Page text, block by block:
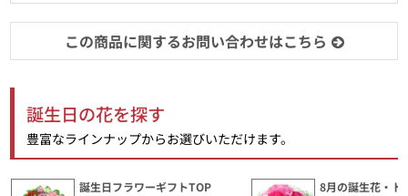
この商品に関するお問い合わせはこちら
誕生日の花を探す
豊富なラインナップからお選びいただけます。
誕生日フラワーギフトTOP 8月の誕生花・ト